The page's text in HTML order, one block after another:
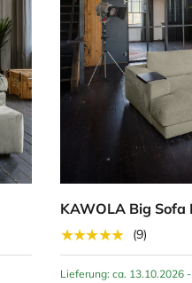
KAWOLA Big Sofa
★★★★★
(9)
Lieferung: ca. 13.10.2026